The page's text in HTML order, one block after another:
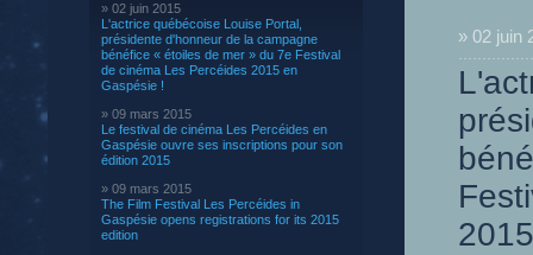
» 02 juin 2015
L'actrice québécoise Louise Portal,
présidente d'honneur de la campagne
bénéfice « étoiles de mer » du 7e Festival
de cinéma Les Percéides 2015 en
Gaspésie !
» 09 mars 2015
Le festival de cinéma Les Percéides en
Gaspésie ouvre ses inscriptions pour son
édition 2015
» 09 mars 2015
The Film Festival Les Percéides in
Gaspésie opens registrations for its 2015
edition
» 02 juin